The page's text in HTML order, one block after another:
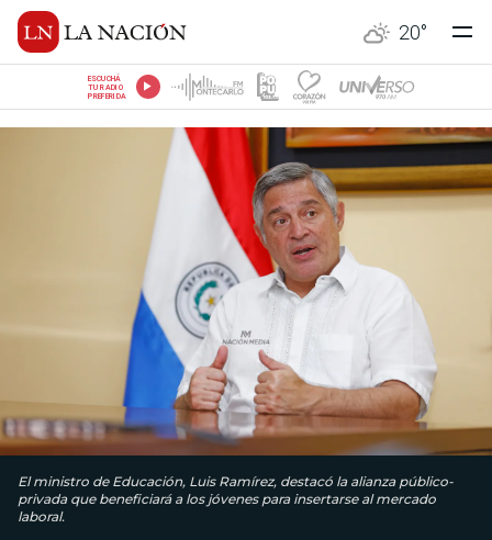
20°
ESCUCHÁ
TU RADIO
PREFERIDA
El ministro de Educación, Luis Ramírez, destacó la alianza público-
privada que beneficiará a los jóvenes para insertarse al mercado
laboral.